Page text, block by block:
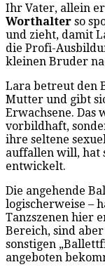
Ihr Vater, allein
Worthalter so
und zieht, damit
die Profi-
kleinen Bruder
Lara betreut den
Mutter und gibt
Erwachsene.
vorbildhaft,
ihre seltene
auffallen will, hat
entwickelt.
Die angehende
logischerweise –
Tanzszenen hier
Bereich, sind
sonstigen
angeboten